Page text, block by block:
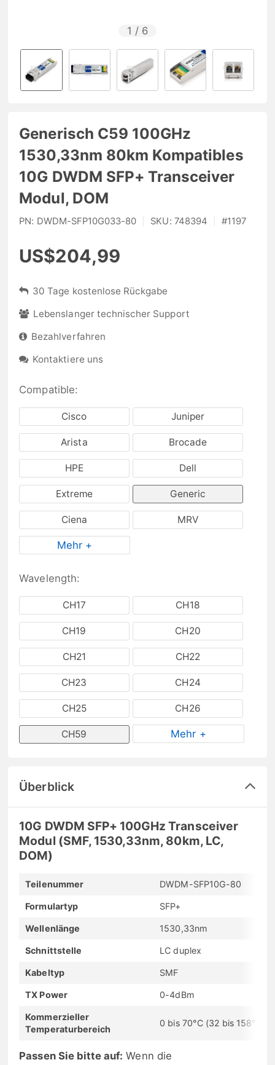
1 / 6
Generisch C59 100GHz
1530,33nm 80km Kompatibles
10G DWDM SFP+ Transceiver
Modul, DOM
PN: DWDM-SFP10G033-80 SKU: 748394 #1197
US$204,99
30 Tage kostenlose Rückgabe
Lebenslanger technischer Support
Bezahlverfahren
Kontaktiere uns
Compatible:
Cisco Juniper
Arista Brocade
HPE Dell
Extreme Generic
Ciena MRV
Mehr +
Wavelength:
CH17 CH18
CH19 CH20
CH21 CH22
CH23 CH24
CH25 CH26
CH59 Mehr +
Überblick
10G DWDM SFP+ 100GHz Transceiver
Modul (SMF, 1530,33nm, 80km, LC,
DOM)
Teilenummer DWDM-SFP10G-80
Formulartyp SFP+
Wellenlänge 1530,33nm
Schnittstelle LC duplex
Kabeltyp SMF
TX Power 0-4dBm
Kommerzieller
Temperaturbereich
0 bis 70°C (32 bis 158°F)
Passen Sie bitte auf: Wenn die